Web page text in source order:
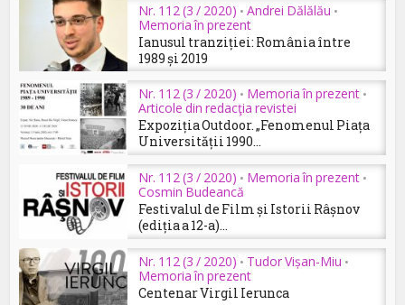
Nr. 112 (3 / 2020) • Andrei Dălălău •
Memoria în prezent
Ianusul tranziției: România între
1989 și 2019
Nr. 112 (3 / 2020) • Memoria în prezent •
Articole din redacţia revistei
Expoziția Outdoor. „Fenomenul Piața
Universității 1990...
Nr. 112 (3 / 2020) • Memoria în prezent •
Cosmin Budeancă
Festivalul de Film și Istorii Râșnov
(ediția a 12-a)...
Nr. 112 (3 / 2020) • Tudor Vișan-Miu •
Memoria în prezent
Centenar Virgil Ierunca